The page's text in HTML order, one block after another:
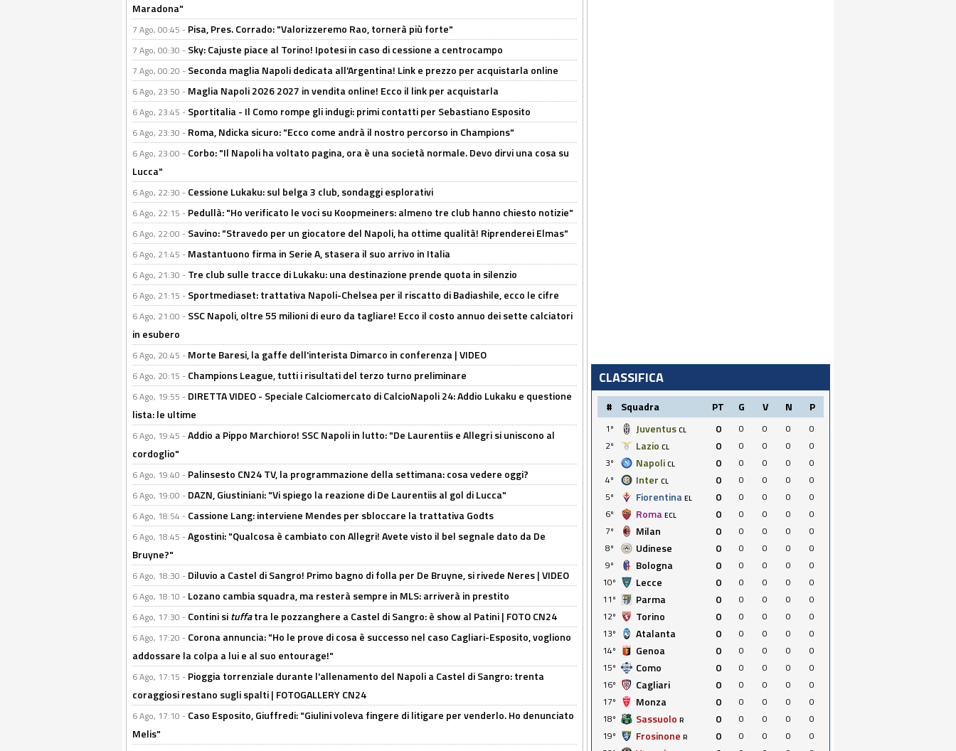
Maradona"
7 Ago, 00:45 - Pisa, Pres. Corrado: "Valorizzeremo Rao, tornerà più forte"
7 Ago, 00:30 - Sky: Cajuste piace al Torino! Ipotesi in caso di cessione a centrocampo
7 Ago, 00:20 - Seconda maglia Napoli dedicata all'Argentina! Link e prezzo per acquistarla online
6 Ago, 23:50 - Maglia Napoli 2026 2027 in vendita online! Ecco il link per acquistarla
6 Ago, 23:45 - Sportitalia - Il Como rompe gli indugi: primi contatti per Sebastiano Esposito
6 Ago, 23:30 - Roma, Ndicka sicuro: "Ecco come andrà il nostro percorso in Champions"
6 Ago, 23:00 - Corbo: "Il Napoli ha voltato pagina, ora è una società normale. Devo dirvi una cosa su
Lucca"
6 Ago, 22:30 - Cessione Lukaku: sul belga 3 club, sondaggi esplorativi
6 Ago, 22:15 - Pedullà: "Ho verificato le voci su Koopmeiners: almeno tre club hanno chiesto notizie"
6 Ago, 22:00 - Savino: "Stravedo per un giocatore del Napoli, ha ottime qualità! Riprenderei Elmas"
6 Ago, 21:45 - Mastantuono firma in Serie A, stasera il suo arrivo in Italia
6 Ago, 21:30 - Tre club sulle tracce di Lukaku: una destinazione prende quota in silenzio
6 Ago, 21:15 - Sportmediaset: trattativa Napoli-Chelsea per il riscatto di Badiashile, ecco le cifre
6 Ago, 21:00 - SSC Napoli, oltre 55 milioni di euro da tagliare! Ecco il costo annuo dei sette calciatori
in esubero
6 Ago, 20:45 - Morte Baresi, la gaffe dell'interista Dimarco in conferenza | VIDEO
6 Ago, 20:15 - Champions League, tutti i risultati del terzo turno preliminare
6 Ago, 19:55 - DIRETTA VIDEO - Speciale Calciomercato di CalcioNapoli 24: Addio Lukaku e questione
lista: le ultime
6 Ago, 19:45 -Addio a Pippo Marchioro! SSC Napoli in lutto: "De Laurentiis e Allegri si uniscono al
cordoglio"
6 Ago, 19:40 - Palinsesto CN24 TV, la programmazione della settimana: cosa vedere oggi?
6 Ago, 19:00 - DAZN, Giustiniani: "Vi spiego la reazione di De Laurentiis al gol di Lucca"
6 Ago, 18:54 - Cassione Lang: interviene Mendes per sbloccare la trattativa Godts
6 Ago, 18:45 -Agostini: "Qualcosa è cambiato con Allegri! Avete visto il bel segnale dato da De
Bruyne?"
6 Ago, 18:30 - Diluvio a Castel di Sangro! Primo bagno di folla per De Bruyne, si rivede Neres | VIDEO
6 Ago, 18:10 - Lozano cambia squadra, ma resterà sempre in MLS: arriverà in prestito
6 Ago, 17:30 - Contini situffatra le pozzanghere a Castel di Sangro: è show al Patini | FOTO CN24
6 Ago, 17:20 - Corona annuncia: "Ho le prove di cosa è successo nel caso Cagliari-Esposito, vogliono
addossare la colpa a lui e al suo entourage!"
6 Ago, 17:15 - Pioggia torrenziale durante l'allenamento del Napoli a Castel di Sangro: trenta
coraggiosi restano sugli spalti | FOTOGALLERY CN24
6 Ago, 17:10 - Caso Esposito, Giuffredi: "Giulini voleva fingere di litigare per venderlo. Ho denunciato
Melis"
CLASSIFICA
# Squadra PT G V N P
1º Juventus CL 0 0 0 0
0
2º
Lazio CL 0 0 0 0
0
3º
Napoli CL 0 0 0 0
0
4º
Inter CL 0 0 0 0
0
5º
Fiorentina EL 0 0 0 0
0
6º
Roma ECL 0 0 0 0
0
7º
Milan 0 0 0 0
0
8º
Udinese 0 0 0 0
0
9º
Bologna 0 0 0 0
0
10º
Lecce 0 0 0 0
0
11º
Parma 0 0 0 0
0
12º
Torino 0 0 0 0
0
13º
Atalanta 0 0 0 0
0
14º
Genoa 0 0 0 0
0
15º
Como 0 0 0 0
0
16º
Cagliari 0 0 0 0
0
17º
Monza 0 0 0 0
0
18º
Sassuolo R 0 0 0 0
0
19º
Frosinone R 0 0 0 0
0